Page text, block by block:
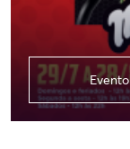
Evento